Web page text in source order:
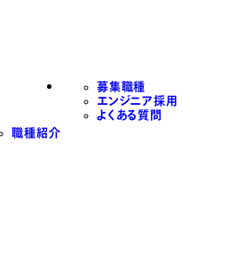
職種紹介
募集職種
エンジニア採用
よくある質問